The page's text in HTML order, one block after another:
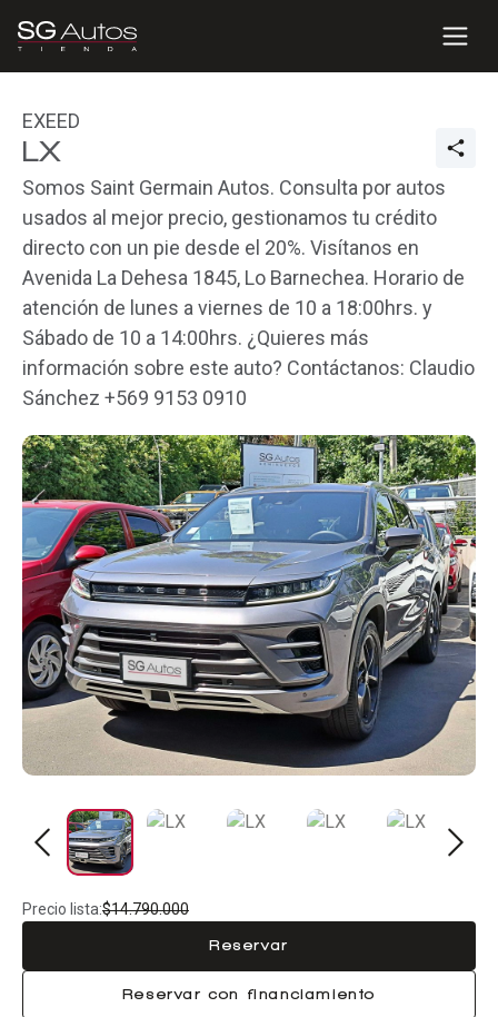
EXEED
LX
Somos Saint Germain Autos. Consulta por autos
usados al mejor precio, gestionamos tu crédito
directo con un pie desde el 20%. Visítanos en
Avenida La Dehesa 1845, Lo Barnechea. Horario de
atención de lunes a viernes de 10 a 18:00hrs. y
Sábado de 10 a 14:00hrs. ¿Quieres más
información sobre este auto? Contáctanos: Claudio
Sánchez +569 9153 0910
Precio lista:$14.790.000
Reservar
Reservar con financiamiento